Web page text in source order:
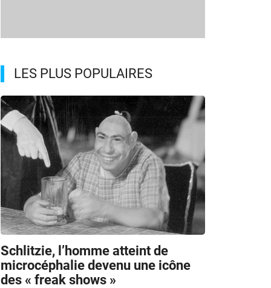
LES PLUS POPULAIRES
Schlitzie, l’homme atteint de
microcéphalie devenu une icône
des « freak shows »